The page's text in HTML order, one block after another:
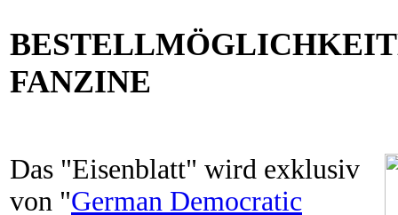
FANZINE
Das "Eisenblatt" wird exklusiv
von "German Democratic